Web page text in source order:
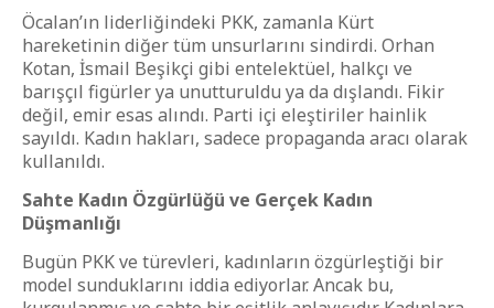
Öcalan’ın liderliğindeki PKK, zamanla Kürt
hareketinin diğer tüm unsurlarını sindirdi. Orhan
Kotan, İsmail Beşikçi gibi entelektüel, halkçı ve
barışçıl figürler ya unutturuldu ya da dışlandı. Fikir
değil, emir esas alındı. Parti içi eleştiriler hainlik
sayıldı. Kadın hakları, sadece propaganda aracı olarak
kullanıldı.
Sahte Kadın Özgürlüğü ve Gerçek Kadın
Düşmanlığı
Bugün PKK ve türevleri, kadınların özgürleştiği bir
model sunduklarını iddia ediyorlar. Ancak bu,